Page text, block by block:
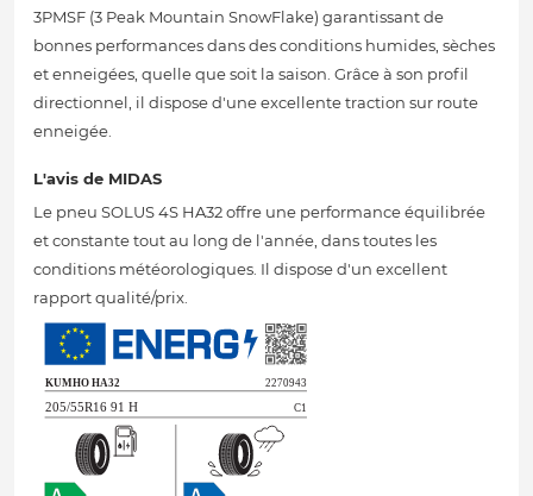
3PMSF (3 Peak Mountain SnowFlake) garantissant de
bonnes performances dans des conditions humides, sèches
et enneigées, quelle que soit la saison. Grâce à son profil
directionnel, il dispose d'une excellente traction sur route
enneigée.
L'avis de MIDAS
Le pneu SOLUS 4S HA32 offre une performance équilibrée
et constante tout au long de l'année, dans toutes les
conditions météorologiques. Il dispose d'un excellent
rapport qualité/prix.